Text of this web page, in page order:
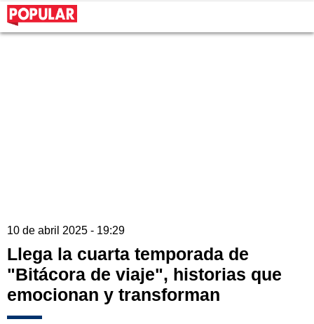
10 de abril 2025 - 19:29
Llega la cuarta temporada de
"Bitácora de viaje", historias que
emocionan y transforman